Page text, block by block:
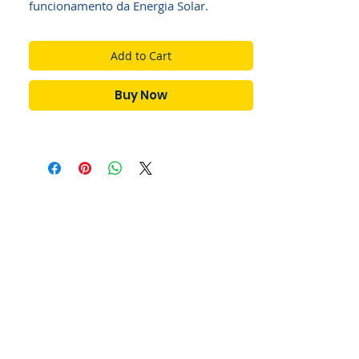
funcionamento da Energia Solar.
Add to Cart
Buy Now